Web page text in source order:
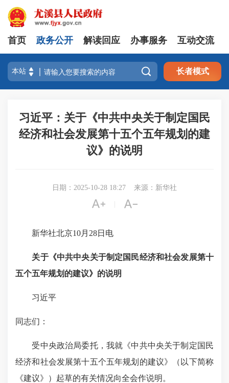
首页 政务公开 解读回应 办事服务 互动交流
 长者模式
习近平：关于《中共中央关于制定国民
经济和社会发展第十五个五年规划的建
议》的说明
日期：2025-10-28 18:27 来源：新华社
 
新华社北京10月28日电
关于《中共中央关于制定国民经济和社会发展第十
五个五年规划的建议》的说明
习近平
同志们：
受中央政治局委托，我就《中共中央关于制定国民
经济和社会发展第十五个五年规划的建议》（以下简称
《建议》）起草的有关情况向全会作说明。